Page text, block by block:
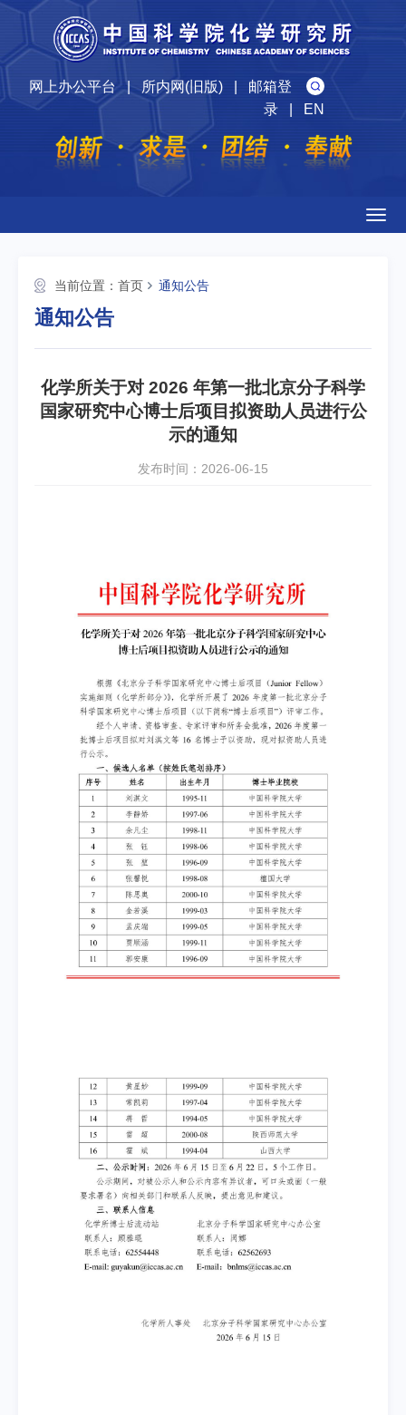
网上办公平台|所内网(旧版)| 邮箱登
录| EN
当前位置： 首页 通知公告
通知公告
化学所关于对 2026 年第一批北京分子科学
国家研究中心博士后项目拟资助人员进行公
示的通知
发布时间：2026-06-15